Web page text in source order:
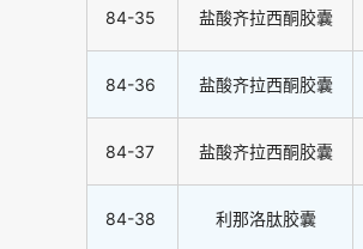
84-35 盐酸齐拉西酮胶囊
84-36 盐酸齐拉西酮胶囊
84-37 盐酸齐拉西酮胶囊
84-38 利那洛肽胶囊